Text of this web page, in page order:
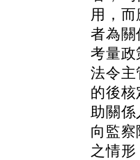
用，
者為關
考量政
法令主
的後
助關係
向監
之情